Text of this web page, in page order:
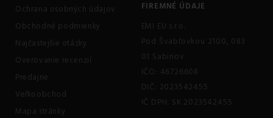
Ochrana osobných údajov
Obchodné podmienky
Najčastejšie otázky
Overovanie recenzií
Predajne
Veľkoobchod
Mapa stránky
FIREMNÉ ÚDAJE
EMI EU s.r.o.
Pod Švabľovkou 2100, 083
01 Sabinov
IČO: 46726608
DIČ: 2023542455
IČ DPH: SK 2023542455